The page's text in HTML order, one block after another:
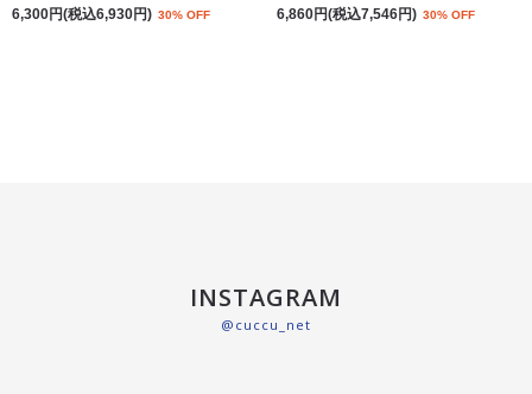
6,300円(税込6,930円) 30% OFF
6,860円(税込7,546円) 30% OFF
INSTAGRAM
@cuccu_net